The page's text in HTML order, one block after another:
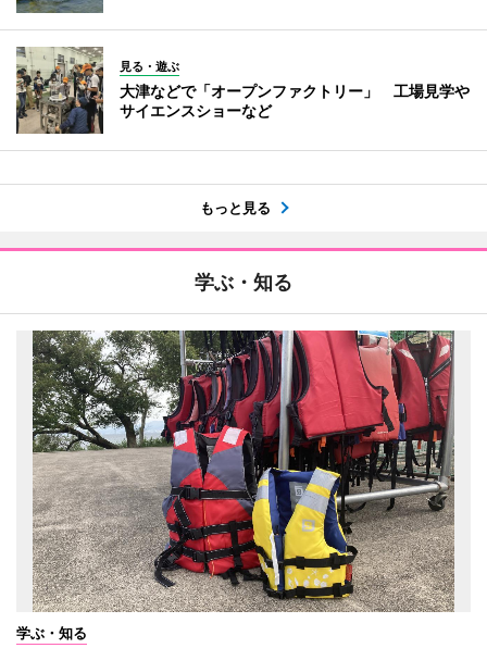
見る・遊ぶ
大津などで「オープンファクトリー」 工場見学や
サイエンスショーなど
もっと見る
学ぶ・知る
学ぶ・知る